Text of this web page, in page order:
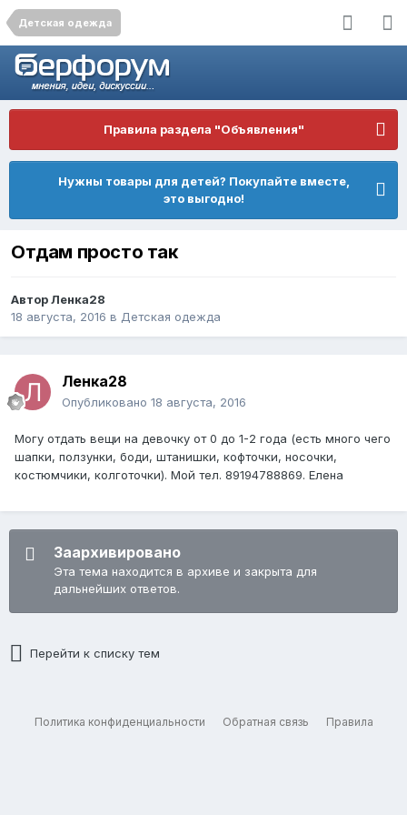
Детская одежда
Правила раздела "Объявления"
Нужны товары для детей? Покупайте вместе,
это выгодно!
Отдам просто так
АвторЛенка28
18 августа, 2016 в Детская одежда
Ленка28
Опубликовано 18 августа, 2016
Могу отдать вещи на девочку от 0 до 1-2 года (есть много чего
шапки, ползунки, боди, штанишки, кофточки, носочки,
костюмчики, колготочки). Мой тел. 89194788869. Елена
Заархивировано
Эта тема находится в архиве и закрыта для
дальнейших ответов.
Перейти к списку тем
Политика конфиденциальности Обратная связь Правила